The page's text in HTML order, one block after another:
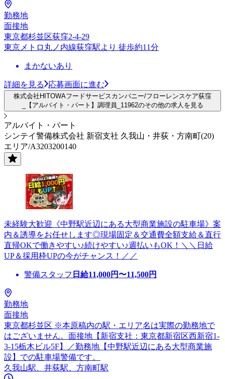
勤務地
面接地
東京都杉並区荻窪2-4-29
東京メトロ丸ノ内線荻窪駅より 徒歩約11分
まかないあり
詳細を見る 応募画面に進む
株式会社HITOWAフードサービスカンパニー/フローレンスケア荻窪
_【アルバイト・パート】調理員_11962のその他の求人を見る
アルバイト・パート
シンテイ警備株式会社 新宿支社 久我山・井荻・方南町(20)
エリア/A3203200140
未経験大歓迎《中野駅近辺にある大型商業施設の駐車場》案
内＆誘導をお任せします◎現場固定＆交通費全額支給＆直行
直帰OKで働きやすい♪続けやすい♪週払いもOK！＼＼日給
UP＆採用枠UPの今がチャンス！／／
警備スタッフ 日給11,000円〜11,500円
勤務地
面接地
東京都杉並区 ※本原稿内の駅・エリア名は実際の勤務地で
はございません。面接地【新宿支社：東京都新宿区西新宿1-
3-15栃木ビル5F】／勤務地【中野駅近辺にある大型商業施
設】での駐車場警備です。
久我山駅、井荻駅、方南町駅